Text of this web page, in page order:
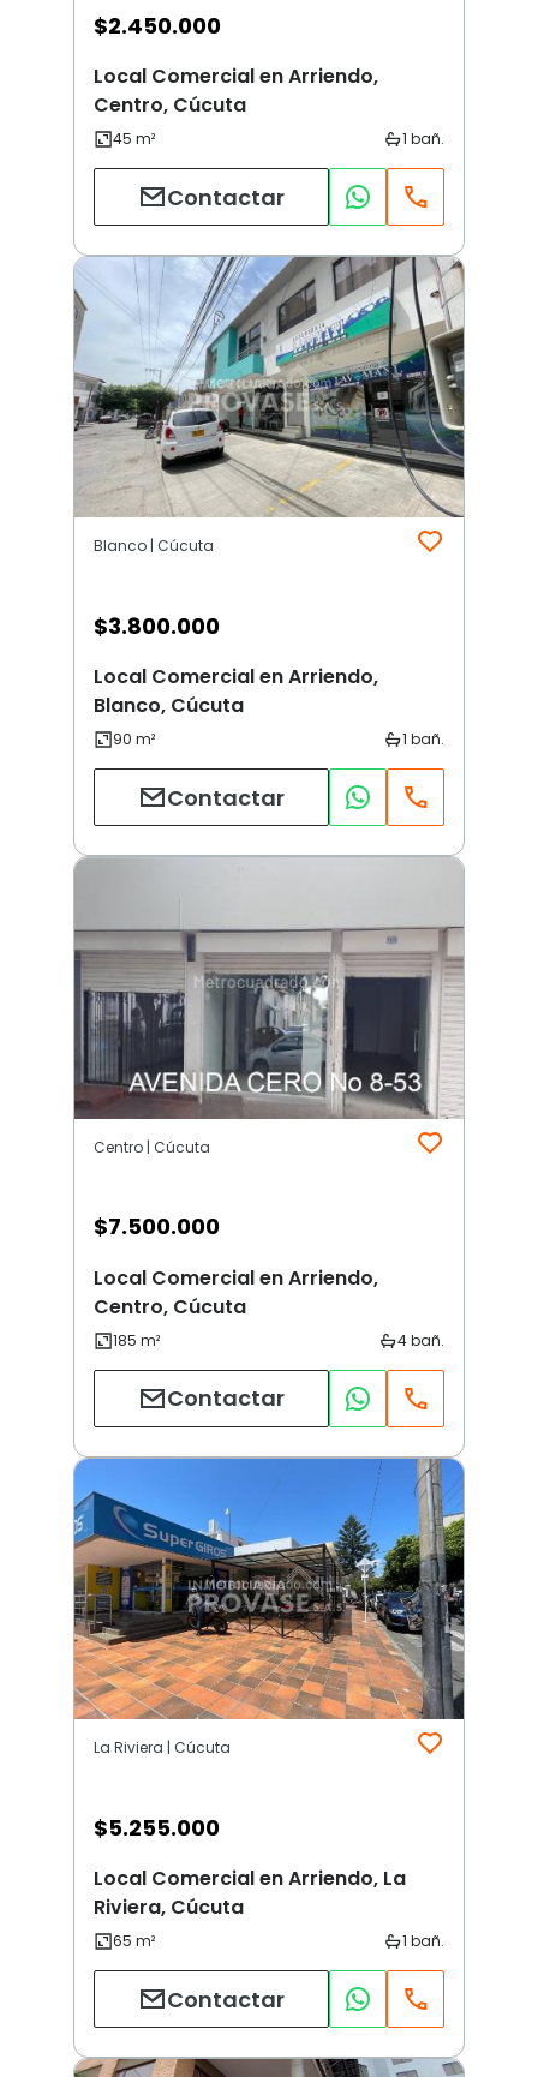
$2.450.000
Local Comercial en Arriendo,
Centro, Cúcuta
Contactar
Blanco | Cúcuta
$3.800.000
Local Comercial en Arriendo,
Blanco, Cúcuta
Contactar
Centro | Cúcuta
$7.500.000
Local Comercial en Arriendo,
Centro, Cúcuta
Contactar
La Riviera | Cúcuta
$5.255.000
Local Comercial en Arriendo, La
Riviera, Cúcuta
Contactar